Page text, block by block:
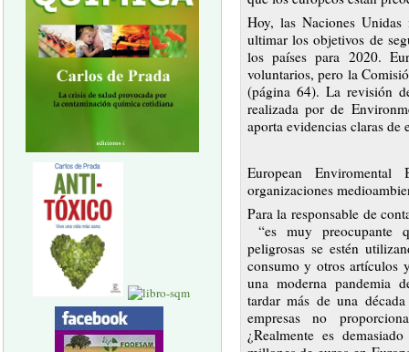
Hoy, las Naciones
ultimar los objetivos de
los países para 2020.
voluntarios, pero la
(página 64). La revisión
realizada por de
aporta evidencias claras de
European
organizaciones
Para la responsable de
“es muy preocupante
peligrosas se estén
consumo y otros artículos
una moderna pandemia
tardar más de una
empresas no
¿Realmente es